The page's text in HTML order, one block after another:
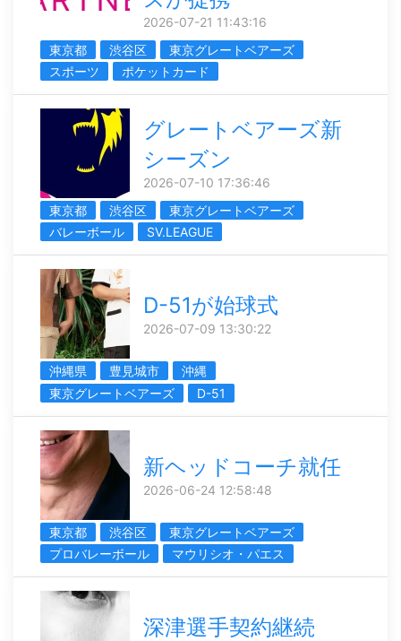
2026-07-21 11:43:16
東京都
渋谷区
東京グレートベアーズ
スポーツ
ポケットカード
グレートベアーズ新
シーズン
2026-07-10 17:36:46
東京都
渋谷区
東京グレートベアーズ
バレーボール
SV.LEAGUE
D-51が始球式
2026-07-09 13:30:22
沖縄県 豊見城市
沖縄
東京グレートベアーズ
D-51
新ヘッドコーチ就任
2026-06-24 12:58:48
東京都 渋谷区
東京グレートベアーズ
プロバレーボール
マウリシオ・パエス
深津選手契約継続